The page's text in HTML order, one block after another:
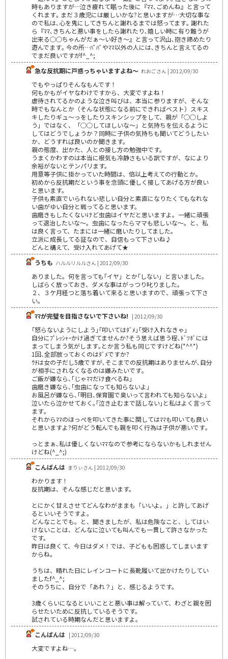
時もありますが…泣き疲れて眠った後に『ﾏﾏ､ごめんね』と言って
くれます｡ まだ３歳児には厳しいかな?と思いますが…大切な事な
ので私は､心を鬼にしてきちんと謝れるまでは怒ってます｡ 謝れた
ら『ﾏﾏ､きちんと悪い事をしたら謝れたり､嬉しい時に有り難うが
出来る○○ちゃんがだぁ～い好き～』と言って沢山､抱き締めたり
遊んでます｡ 今の所…ﾊﾟﾊﾟやﾏﾏ以外の人には､きちんと言えてるの
でまだ良いですがf^_^;
急な反抗期に戸惑っちゃいますよね～ れおごさん | 2012/09/30
でもやっぱりそんなもんです！
何もかもがイヤなわけですから、大変ですよね！
虐待されてるかのような泣き叫びは、本当に参りますが、そんな
時でもなんとか（そんな状態になる前にできればベスト）スキス
キしたりギュ～っをしたりスキンシップをして、親が「○○しよ
う」ではなく、「○○してほしいな～」と気持ちを伝えるように
してはどうでしょうか？同時に子供の気持ちも聞いてどうしたい
か、どうすれば良いのか聞きます。
親の態度、出かた、人との接し方の勉強中です。
うまくかわすのは本当に根気も冷静さもいる訳ですが、なにより
余裕がないとテンパリます。
用意等子供に掛かっていた時間は、倍以上考えての行動とか。
初めから反抗期だという事を念頭に優しく接してあげる方が良い
と思います。
子供も素直でいられない悲しい自分と素直になりたくてもなれな
い歯がゆい自分と戦ってると思います。
歯磨きもしたくないけど虫歯はイヤだと思いますよ。一緒に頑張
って退治したいな～。虫歯になったらママも悲しいな～。と、私
は良く言って、たまには一緒に磨いたりしてました。
立派に成長してる証なので、自信もって下さいね♪
どんと構えて、受け入れてあげて★
うちも ハルルリルルさん | 2012/09/30
ありました。何を言っても｢イヤ」とか｢しない」と言いました。
しばらく放っておき、ダメな事はがっつり叱りました。
２、３ケ月経つと落ち着いて来ると思いますので、頑張って下さ
い。
ﾏﾏが完璧を目指さないで下さいね! | 2012/09/30
｢怒らないようにしよう｣｢叩いてはﾀﾞﾒ｣｢受け入れなきゃ｣
自分にﾌﾟﾚｯｼｬｰかけ過ぎてませんか?そう思えば思う程､ﾄﾞﾂﾎﾞには
まってしまう気がします｡とか言う私も同じですけどね(*^^*)
1回､全部放っておくのはﾀﾞﾒですか?
ｳﾁは女の子だし5歳ですが､そこまでの反抗期はありませんが､自分
が相手にされなくなるのは嫌みたいです｡
ご飯が嫌なら､｢じゃﾏﾏだけ食べるね｣
歯磨き嫌なら､｢虫歯になっても知らないよ｣
お風呂が嫌なら､｢明日､保育園で臭いって言われても知らないよ｣
泣いたら泣かせておく｡｢泣き止むまで話しない｣と私はよく言って
ます｡
それからﾏﾏのほっぺを叩いてきた事に関してはﾏﾏも叩いても良い
と思いますよ?何がどう転んでも親を叩く行為は子供が悪いです｡
っとまぁ､私は優しくないﾏﾏなので参考にならないかもしれません
けどね(^_^;)
こんばんは まりぃさん | 2012/09/30
わかります！
反抗期は、そんな感じだと思います。
とにかく甘えさせてどんなわがままも「いいよ。」と許してあげ
るといいそうですよ。
どんなことでも。と、聞きましたが、私は危険なこと、してはい
けないことは、どんなに泣いても叫んでも一貫して許さなかった
です。
昨日は良くて、今日はダメ！では、子どもも困惑してしまいます
からね。
うちは、晴れた日にレインコートに長靴履いて出かけたりしてい
ましたf^_^;
そのうちに、自分で「あれ？」と、感じるようです。
3歳くらいになるといいことと悪い事は解っていて、わざと親を困
らせたいために反抗しているそうです。
試されている時期なんだと思いますよ。
こんばんは | 2012/09/30
大変ですよね…。